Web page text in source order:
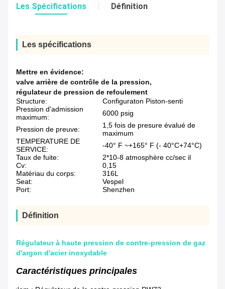
Les Spécifications Définition
Les spécifications
Mettre en évidence:
valve arrière de contrôle de la pression,
régulateur de pression de refoulement
Structure:
Configuraton Piston-senti
Pression d'admission
maximum:
6000 psig
Pression de preuve:
1,5 fois de presure évalué de
maximum
TEMPERATURE DE
SERVICE:
-40° F ~+165° F (- 40°C+74°C)
Taux de fuite:
2*10-8 atmosphère cc/sec il
Cv:
0,15
Matériau du corps:
316L
Seat:
Vespel
Port:
Shenzhen
Définition
Régulateur à haute pression de contre-pression de gaz
d'argon d'acier inoxydable
Caractéristiques principales